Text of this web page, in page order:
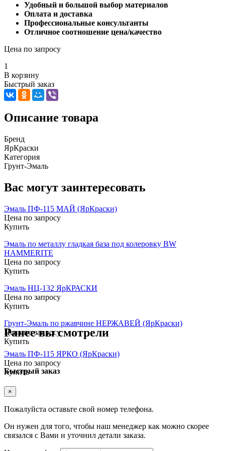
Удобный и большой выбор материалов
Оплата и доставка
Профессиональные консультанты
Отличное соотношение цена/качество
Цена по запросу
1
В корзину
Быстрый заказ
Описание товара
Бренд
ЯрКраски
Категория
Грунт-Эмаль
Вас могут заинтересовать
Эмаль ПФ-115 МАЙ (ЯрКраски)
Цена по запросу
Купить
Эмаль по металлу гладкая база под колеровку BW
HAMMERITE
Цена по запросу
Купить
Эмаль НЦ-132 ЯрКРАСКИ
Цена по запросу
Купить
Грунт-Эмаль по ржавчине НЕРЖАВЕЙ (ЯрКраски)
Цена по запросу
Купить
Ранее вы смотрели
Эмаль ПФ-115 ЯРКО (ЯрКраски)
Цена по запросу
Купить
Быстрый заказ
×
Пожалуйста оставьте свой номер телефона.
Он нужен для того, чтобы наш менеджер как можно скорее
связался с Вами и уточнил детали заказа.